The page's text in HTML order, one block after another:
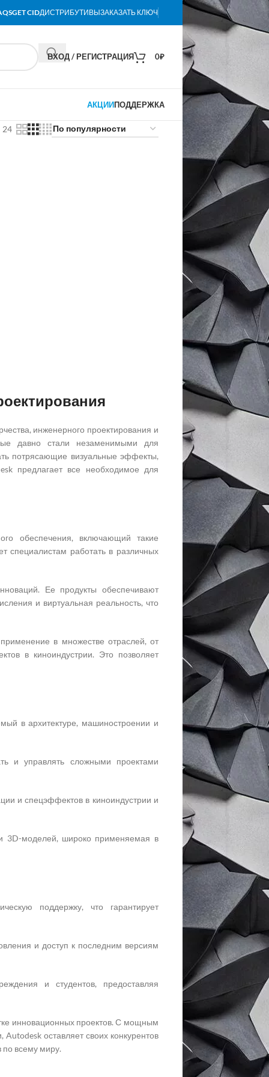
GET CIDДИСТРИБУТИВЫЗАКАЗАТЬ КЛЮЧ
ВХОД / РЕГИСТРАЦИЯ 0₽
АКЦИИПОДДЕРЖКА
24
инженерного проектирования и
давно стали незаменимыми для
потрясающие визуальные эффекты,
предлагает все необходимое для
обеспечения, включающий такие
специалистам работать в различных
Ее продукты обеспечивают
и виртуальная реальность, что
в множестве отраслей, от
в киноиндустрии. Это позволяет
в архитектуре, машиностроении и
и управлять сложными проектами
и спецэффектов в киноиндустрии и
3D-моделей, широко применяемая в
поддержку, что гарантирует
и доступ к последним версиям
и студентов, предоставляя
инновационных проектов. С мощным
оставляет своих конкурентов
по всему миру.